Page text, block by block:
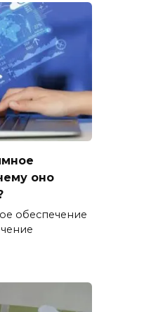
оно
обеспечение